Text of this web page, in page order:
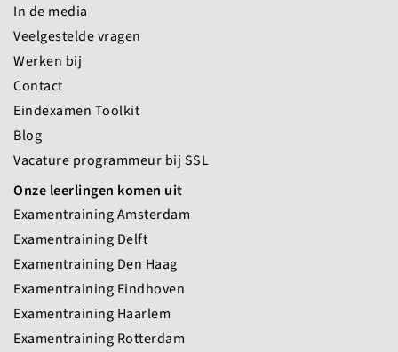
In de media
Veelgestelde vragen
Werken bij
Contact
Eindexamen Toolkit
Blog
Vacature programmeur bij SSL
Onze leerlingen komen uit
Examentraining Amsterdam
Examentraining Delft
Examentraining Den Haag
Examentraining Eindhoven
Examentraining Haarlem
Examentraining Rotterdam